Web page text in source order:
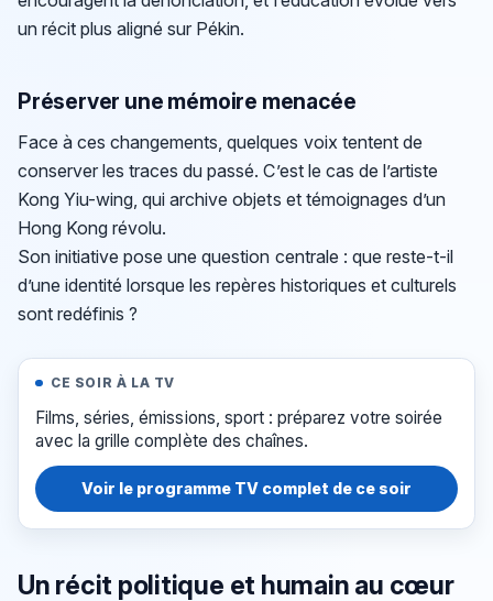
un récit plus aligné sur Pékin.
Préserver une mémoire menacée
Face à ces changements, quelques voix tentent de
conserver les traces du passé. C’est le cas de l’artiste
Kong Yiu-wing, qui archive objets et témoignages d’un
Hong Kong révolu.
Son initiative pose une question centrale : que reste-t-il
d’une identité lorsque les repères historiques et culturels
sont redéfinis ?
CE SOIR À LA TV
Films, séries, émissions, sport : préparez votre soirée
avec la grille complète des chaînes.
Voir le programme TV complet de ce soir
Un récit politique et humain au cœur